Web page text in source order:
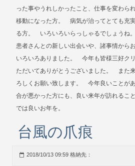
った事やうれしかったこと、仕事を変わら
移動になった方。 病気が治ってとても充
る方。 いろいろいらっしゃるでしょう
患者さんとの新しい出会いや、諸事情から
いろいろありました。 今年も皆様三好ク
ただいてありがとうございました。 また
ろしくお願い致します。 今年良いことが
合が悪かった方にも、良い来年が訪れるこ
では良いお年を。
台風の爪痕
2018/10/13 09:59 格納先：